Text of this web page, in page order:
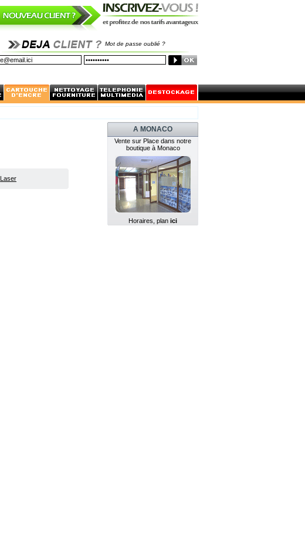
Mot de passe oublié ?
Laser
A MONACO
Vente sur Place dans notre
boutique à Monaco
Horaires, plan ici